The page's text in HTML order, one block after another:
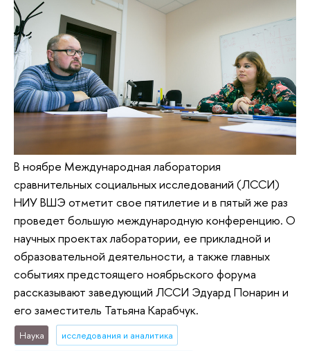
В ноябре Международная лаборатория
сравнительных социальных исследований (ЛССИ)
НИУ ВШЭ отметит свое пятилетие и в пятый же раз
проведет большую международную конференцию. О
научных проектах лаборатории, ее прикладной и
образовательной деятельности, а также главных
событиях предстоящего ноябрьского форума
рассказывают заведующий ЛССИ Эдуард Понарин и
его заместитель Татьяна Карабчук.
Наука исследования и аналитика